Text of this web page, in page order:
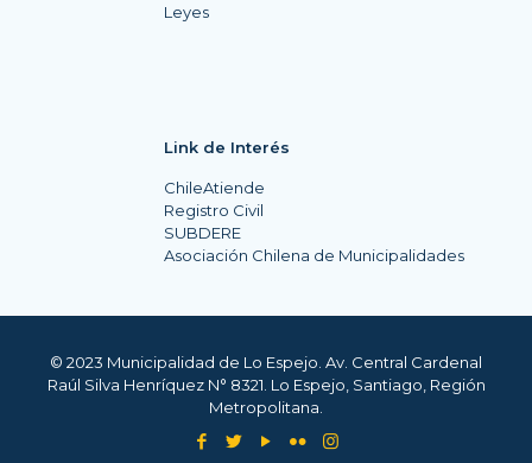
Leyes
Link de Interés
ChileAtiende
Registro Civil
SUBDERE
Asociación Chilena de Municipalidades
© 2023 Municipalidad de Lo Espejo. Av. Central Cardenal
Raúl Silva Henríquez N° 8321. Lo Espejo, Santiago, Región
Metropolitana.